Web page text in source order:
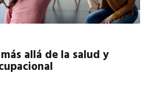
allá de la salud y